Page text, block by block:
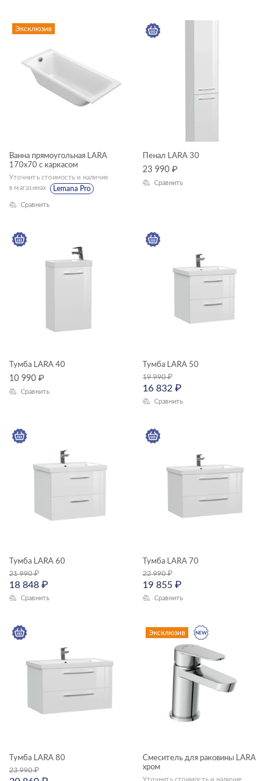
Эксклюзив
Ванна прямоугольная LARA
170x70 с каркасом
Уточнить стоимость и наличие
в магазинах
Lemana Pro
Сравнить
Пенал LARA 30
23 990 ₽
Сравнить
Тумба LARA 40
10 990 ₽
Сравнить
Тумба LARA 50
19 990₽
16 832 ₽
Сравнить
Тумба LARA 60
21 990₽
18 848 ₽
Сравнить
Тумба LARA 70
22 990₽
19 855 ₽
Сравнить
Тумба LARA 80
23 990₽
Эксклюзив
Смеситель для раковины LARA
хром
Уточнить стоимость и наличие